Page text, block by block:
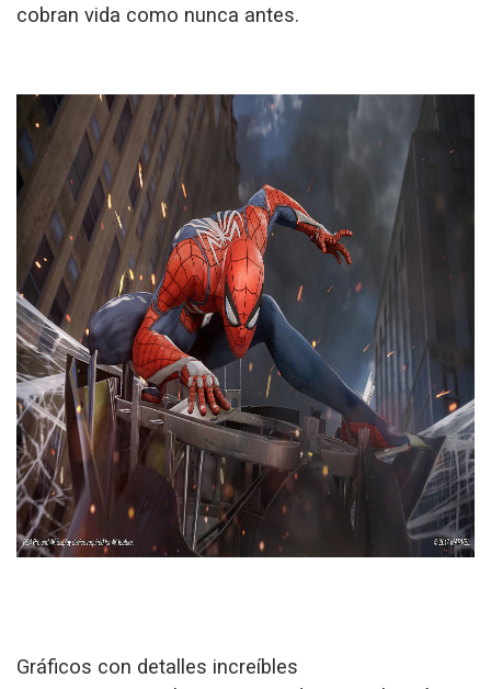
cobran vida como nunca antes.
Gráficos con detalles increíbles